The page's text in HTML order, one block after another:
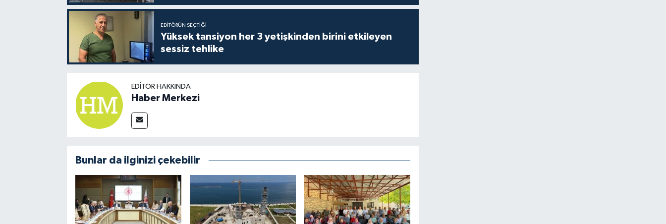
EDITÖRÜN SEÇTIĞI
Yüksek tansiyon her 3 yetişkinden birini etkileyen
sessiz tehlike
EDITÖR HAKKINDA
Haber Merkezi
Bunlar da ilginizi çekebilir